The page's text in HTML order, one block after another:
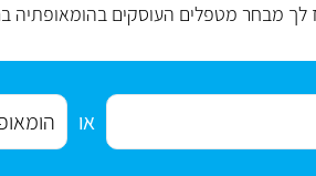
לך מבחר מטפלים העוסקים בהומאופתיה
או